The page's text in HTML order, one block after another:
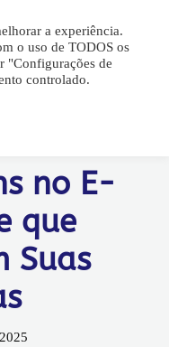
no E-
que
Suas
a experiência.
o uso de TODOS os
"Configurações de
controlado.